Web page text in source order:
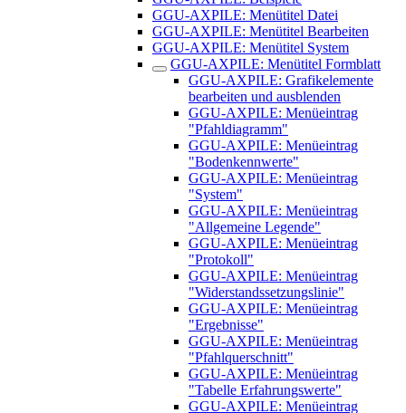
GGU-AXPILE: Menütitel Datei
GGU-AXPILE: Menütitel Bearbeiten
GGU-AXPILE: Menütitel System
GGU-AXPILE: Menütitel Formblatt
GGU-AXPILE: Grafikelemente
bearbeiten und ausblenden
GGU-AXPILE: Menüeintrag
"Pfahldiagramm"
GGU-AXPILE: Menüeintrag
"Bodenkennwerte"
GGU-AXPILE: Menüeintrag
"System"
GGU-AXPILE: Menüeintrag
"Allgemeine Legende"
GGU-AXPILE: Menüeintrag
"Protokoll"
GGU-AXPILE: Menüeintrag
"Widerstandssetzungslinie"
GGU-AXPILE: Menüeintrag
"Ergebnisse"
GGU-AXPILE: Menüeintrag
"Pfahlquerschnitt"
GGU-AXPILE: Menüeintrag
"Tabelle Erfahrungswerte"
GGU-AXPILE: Menüeintrag